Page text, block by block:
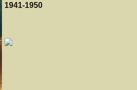
1941-1950